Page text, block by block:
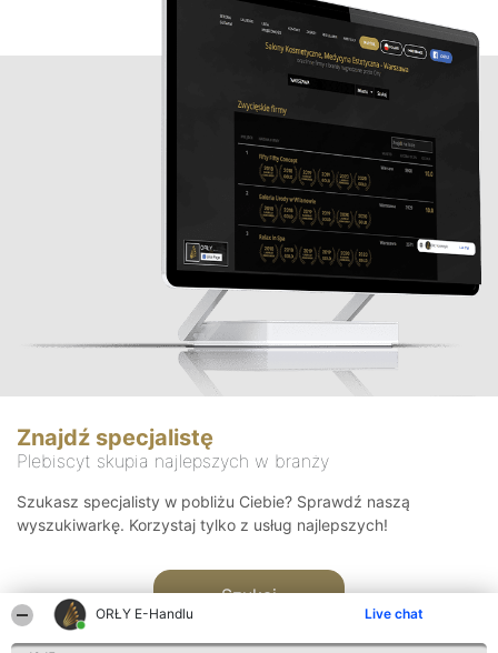
ORŁY E-Handlu Live chat
Znajdź specjalistę
Plebiscyt skupia najlepszych w branży
Szukasz specjalisty w pobliżu Ciebie? Sprawdź naszą
wyszukiwarkę. Korzystaj tylko z usług najlepszych!
Szukaj